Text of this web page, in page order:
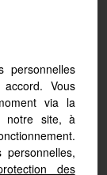
depuis votre PC,
site s'adapte
personnelles
Vous
via la
notre site, à
des